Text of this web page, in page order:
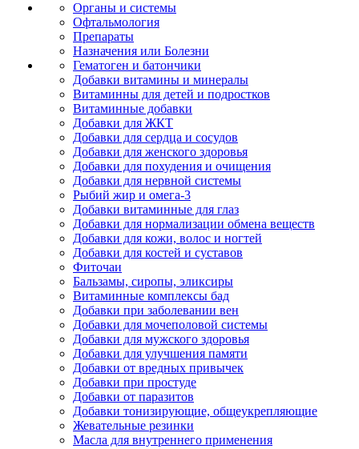
Органы и системы
Офтальмология
Препараты
Назначения или Болезни
Гематоген и батончики
Добавки витамины и минералы
Витаминны для детей и подростков
Витаминные добавки
Добавки для ЖКТ
Добавки для сердца и сосудов
Добавки для женского здоровья
Добавки для похудения и очищения
Добавки для нервной системы
Рыбий жир и омега-3
Добавки витаминные для глаз
Добавки для нормализации обмена веществ
Добавки для кожи, волос и ногтей
Добавки для костей и суставов
Фиточаи
Бальзамы, сиропы, эликсиры
Витаминные комплексы бад
Добавки при заболевании вен
Добавки для мочеполовой системы
Добавки для мужского здоровья
Добавки для улучшения памяти
Добавки от вредных привычек
Добавки при простуде
Добавки от паразитов
Добавки тонизирующие, общеукрепляющие
Жевательные резинки
Масла для внутреннего применения